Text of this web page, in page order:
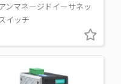
ンマネージドイーサネッ
イッチ